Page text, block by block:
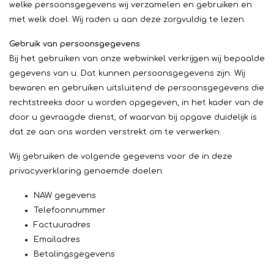
welke persoonsgegevens wij verzamelen en gebruiken en
met welk doel. Wij raden u aan deze zorgvuldig te lezen.
Gebruik van persoonsgegevens
Bij het gebruiken van onze webwinkel verkrijgen wij bepaalde
gegevens van u. Dat kunnen persoonsgegevens zijn. Wij
bewaren en gebruiken uitsluitend de persoonsgegevens die
rechtstreeks door u worden opgegeven, in het kader van de
door u gevraagde dienst, of waarvan bij opgave duidelijk is
dat ze aan ons worden verstrekt om te verwerken.
Wij gebruiken de volgende gegevens voor de in deze
privacyverklaring genoemde doelen:
NAW gegevens
Telefoonnummer
Factuuradres
Emailadres
Betalingsgegevens